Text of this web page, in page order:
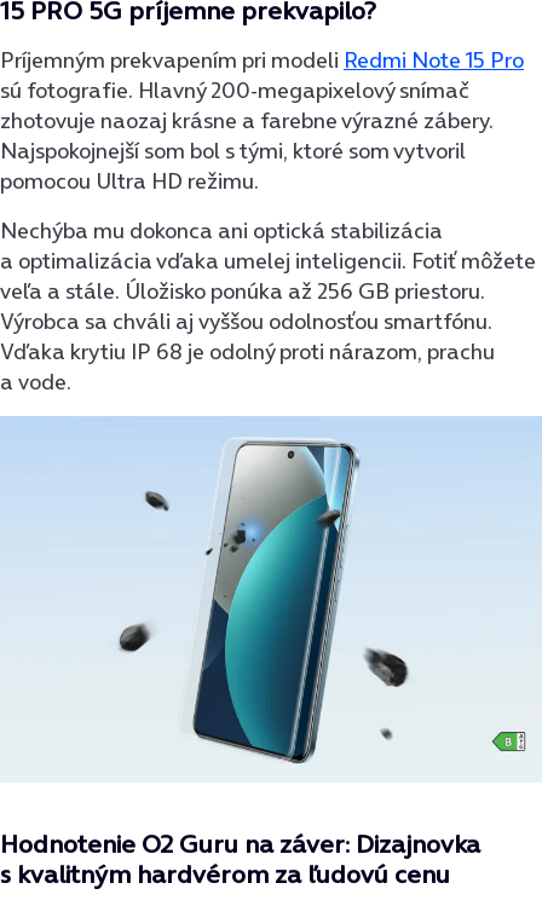
15 PRO 5G príjemne prekvapilo?
Príjemným prekvapením pri modeli Redmi Note 15 Pro
sú fotografie. Hlavný 200-megapixelový snímač
zhotovuje naozaj krásne a farebne výrazné zábery.
Najspokojnejší som bol s tými, ktoré som vytvoril
pomocou Ultra HD režimu.
Nechýba mu dokonca ani optická stabilizácia
a optimalizácia vďaka umelej inteligencii. Fotiť môžete
veľa a stále. Úložisko ponúka až 256 GB priestoru.
Výrobca sa chváli aj vyššou odolnosťou smartfónu.
Vďaka krytiu IP 68 je odolný proti nárazom, prachu
a vode.
Hodnotenie O2 Guru na záver: Dizajnovka
s kvalitným hardvérom za ľudovú cenu